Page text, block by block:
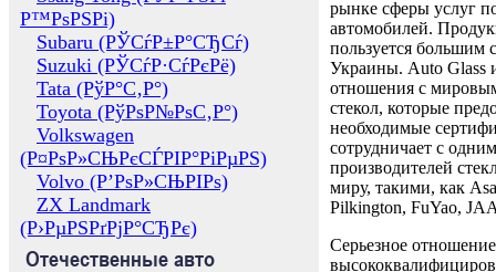
Р™РѕРЅРі)
Subaru (РЎСѓР±Р°СЂСѓ)
Suzuki (РЎСѓР·СѓРєРё)
Tata (РўР°С‚Р°)
Toyota (РўРѕР№РѕС‚Р°)
Volkswagen
(Р¤РѕР»СЊРєСЃРІР°РіРµРЅ)
Volvo (Р’РѕР»СЊРІРѕ)
ZX Landmark
(Р›РµРЅРґРјР°СЂРє)
Отечественные авто
рынке сферы услуг
автомобилей.
пользуется большим
Украины. Auto Glass
отношения с
стекол, которые
необходимые
сотрудничает с
производителей
миру, такими, как
Pilkington, FuYao,
Серьезное отношение